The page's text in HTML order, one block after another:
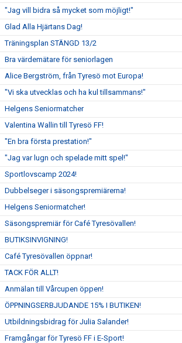
"Jag vill bidra så mycket som möjligt!"
Glad Alla Hjärtans Dag!
Träningsplan STÄNGD 13/2
Bra värdemätare för seniorlagen
Alice Bergström, från Tyresö mot Europa!
"Vi ska utvecklas och ha kul tillsammans!"
Helgens Seniormatcher
Valentina Wallin till Tyresö FF!
"En bra första prestation!"
"Jag var lugn och spelade mitt spel!"
Sportlovscamp 2024!
Dubbelseger i säsongspremiärerna!
Helgens Seniormatcher!
Säsongspremiär för Café Tyresövallen!
BUTIKSINVIGNING!
Café Tyresövallen öppnar!
TACK FÖR ALLT!
Anmälan till Vårcupen öppen!
ÖPPNINGSERBJUDANDE 15% I BUTIKEN!
Utbildningsbidrag för Julia Salander!
Framgångar för Tyresö FF i E-Sport!